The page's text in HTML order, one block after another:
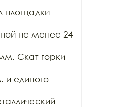
площадки
не менее 24
Скат горки
и единого